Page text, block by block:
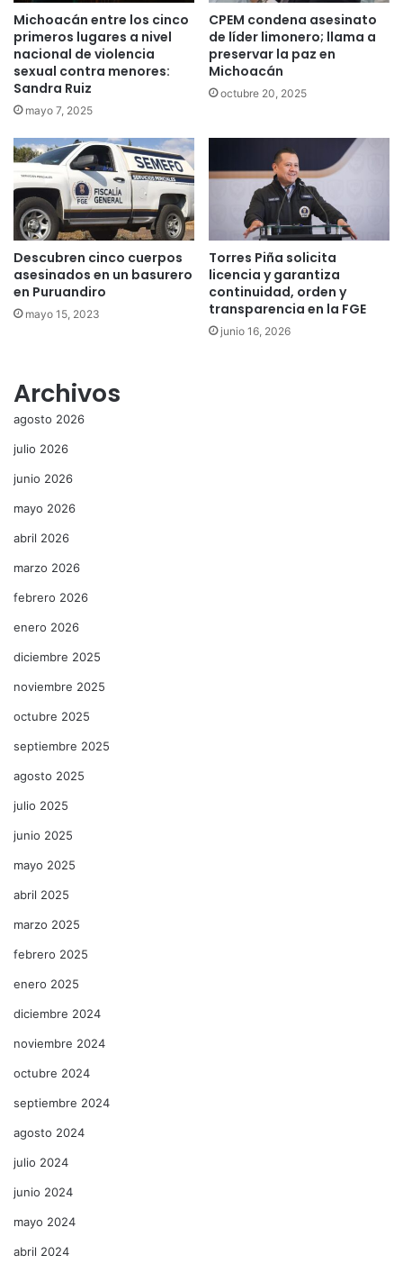
Michoacán entre los cinco
primeros lugares a nivel
nacional de violencia
sexual contra menores:
Sandra Ruiz
mayo 7, 2025
CPEM condena asesinato
de líder limonero; llama a
preservar la paz en
Michoacán
octubre 20, 2025
Descubren cinco cuerpos
asesinados en un basurero
en Puruandiro
mayo 15, 2023
Torres Piña solicita
licencia y garantiza
continuidad, orden y
transparencia en la FGE
junio 16, 2026
Archivos
agosto 2026
julio 2026
junio 2026
mayo 2026
abril 2026
marzo 2026
febrero 2026
enero 2026
diciembre 2025
noviembre 2025
octubre 2025
septiembre 2025
agosto 2025
julio 2025
junio 2025
mayo 2025
abril 2025
marzo 2025
febrero 2025
enero 2025
diciembre 2024
noviembre 2024
octubre 2024
septiembre 2024
agosto 2024
julio 2024
junio 2024
mayo 2024
abril 2024